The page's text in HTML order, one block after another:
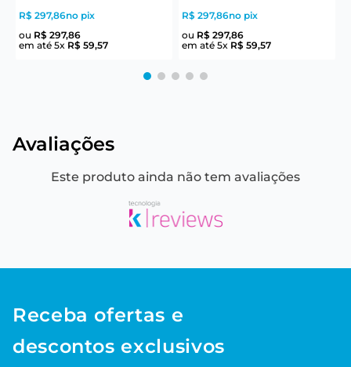
R$ 297,86no pix
ou R$ 297,86
em até 5x R$ 59,57
R$ 297,86no pix
ou R$ 297,86
em até 5x R$ 59,57
Avaliações
Este produto ainda não tem avaliações
Receba ofertas e
descontos exclusivos